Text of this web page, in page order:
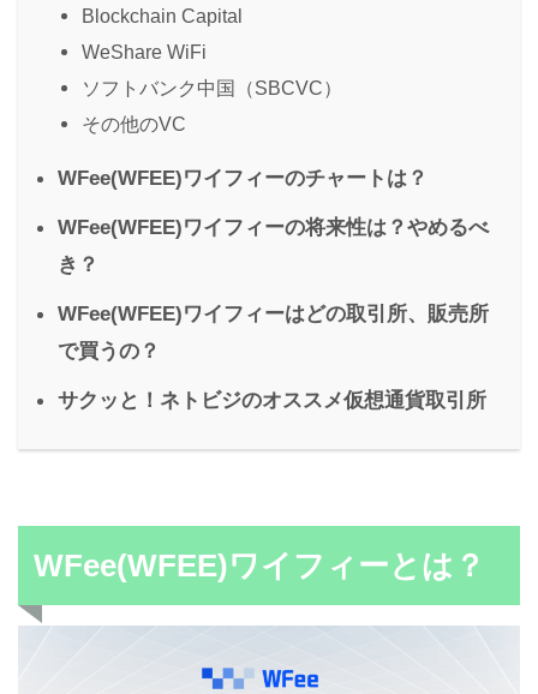
Blockchain Capital
WeShare WiFi
ソフトバンク中国（SBCVC）
その他のVC
WFee(WFEE)ワイフィーのチャートは？
WFee(WFEE)ワイフィーの将来性は？やめるべ
き？
WFee(WFEE)ワイフィーはどの取引所、販売所
で買うの？
サクッと！ネトビジのオススメ仮想通貨取引所
WFee(WFEE)ワイフィーとは？